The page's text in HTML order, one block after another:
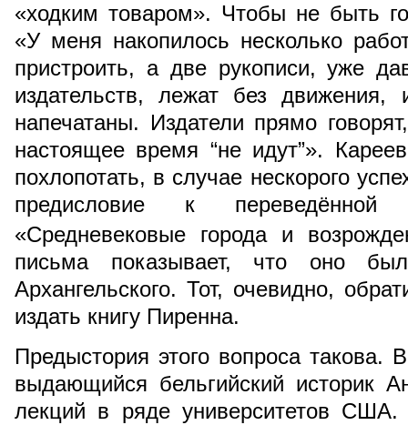
«ходким товаром». Чтобы не быть
«У меня накопилось несколько
пристроить, а две рукописи, уже
издательств, лежат без движения,
напечатаны. Издатели прямо
настоящее время “не идут”».
похлопотать, в случае нескорого
предисловие к
«Средневековые города и
письма показывает, что оно
Архангельского. Тот, очевидно,
издать книгу Пиренна.
Предыстория этого вопроса такова.
выдающийся бельгийский историк
лекций в ряде университетов